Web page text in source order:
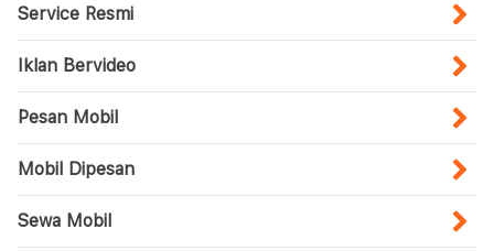
Service Resmi
Iklan Bervideo
Pesan Mobil
Mobil Dipesan
Sewa Mobil